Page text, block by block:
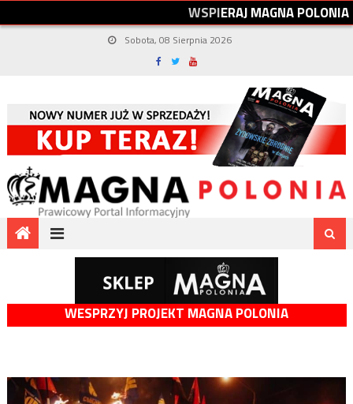
WSPIERAJMAGNAPOLONIA
Sobota, 08 Sierpnia 2026
WESPRZYJ PROJEKT MAGNA POLONIA